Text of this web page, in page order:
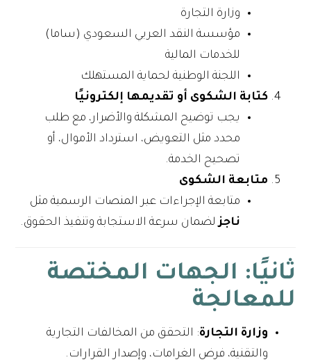
وزارة التجارة
مؤسسة النقد العربي السعودي (ساما)
للخدمات المالية
اللجنة الوطنية لحماية المستهلك
كتابة الشكوى أو تقديمها إلكترونيًا
يجب توضيح المشكلة والأضرار، مع طلب
محدد مثل التعويض، استرداد الأموال، أو
تصحيح الخدمة.
متابعة الشكوى
متابعة الإجراءات عبر المنصات الرسمية مثل
ناجزلضمان سرعة الاستجابة وتنفيذ الحقوق.
ثانيًا: الجهات المختصة
للمعالجة
وزارة التجارة: التحقق من المخالفات التجارية
والتقنية، فرض الغرامات، وإصدار القرارات.